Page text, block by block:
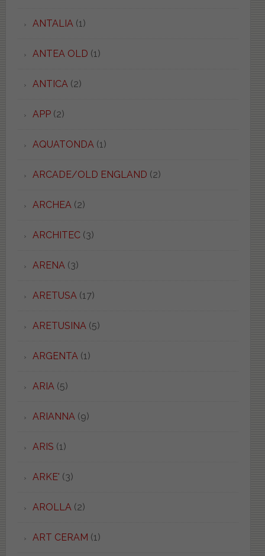
ANTALIA(1)
ANTEA OLD (1)
ANTICA(2)
APP(2)
AQUATONDA(1)
ARCADE/OLD ENGLAND (2)
ARCHEA(2)
ARCHITEC(3)
ARENA(3)
ARETUSA(17)
ARETUSINA(5)
ARGENTA(1)
ARIA(5)
ARIANNA(9)
ARIS (1)
ARKE' (3)
AROLLA(2)
ART CERAM (1)